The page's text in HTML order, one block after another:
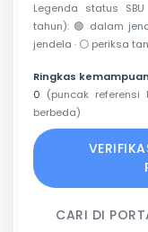
Legenda status
tahun): 🟢 dalam
jendela · ⚪ periksa
Ringkas
0 (puncak referensi
berbeda)
CARI DI